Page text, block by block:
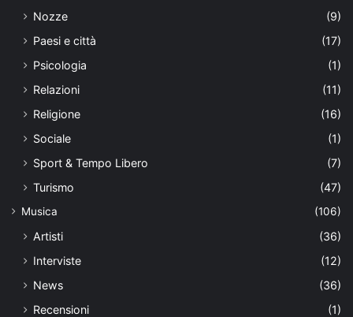
Nozze
(9)
Paesi e città
(17)
Psicologia
(1)
Relazioni
(11)
Religione
(16)
Sociale
(1)
Sport & Tempo Libero
(7)
Turismo
(47)
Musica (106)
Artisti
(36)
Interviste
(12)
News
(36)
Recensioni
(1)